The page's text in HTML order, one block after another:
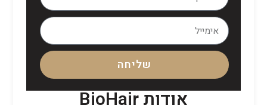
שליחה